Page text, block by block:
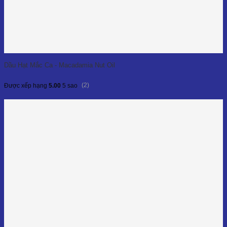
Dầu Hạt Mắc Ca - Macadamia Nut Oil
Được xếp hạng 5.00 5 sao (2)